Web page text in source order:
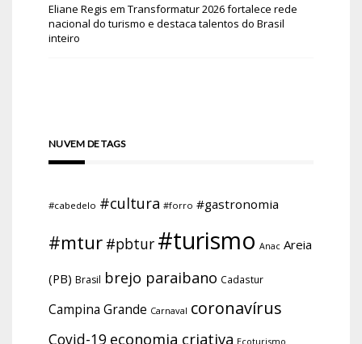
Eliane Regis em Transformatur 2026 fortalece rede
nacional do turismo e destaca talentos do Brasil
inteiro
NUVEM DE TAGS
#cabedelo #cultura #forro #gastronomia
#mtur #pbtur #turismo Anac Areia
(PB) Brasil brejo paraibano Cadastur
Campina Grande Carnaval coronavírus
Covid-19 economia criativa Ecoturismo